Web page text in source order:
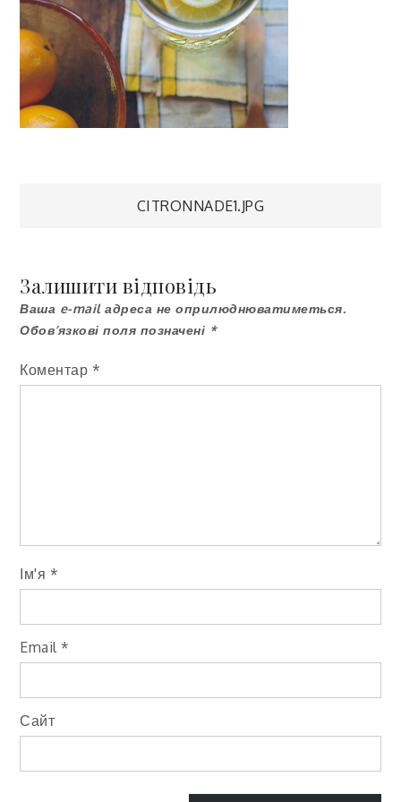
Навігація
записів
CITRONNADE1.JPG
Залишити відповідь
Ваша e-mail адреса не оприлюднюватиметься.
Обов’язкові поля позначені *
Коментар *
Ім'я *
Email *
Сайт